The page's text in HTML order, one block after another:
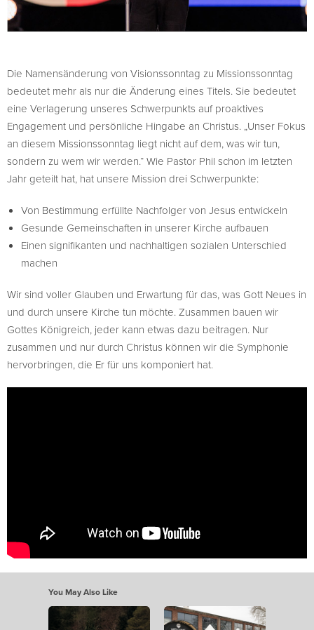
Die Namensänderung von Visionssonntag zu Missionssonntag
bedeutet mehr als nur die Änderung eines Titels. Sie bedeutet
eine Verlagerung unseres Schwerpunkts auf proaktives
Engagement und persönliche Hingabe an Christus. „Unser Fokus
an diesem Missionssonntag liegt nicht auf dem, was wir tun,
sondern zu wem wir werden.“ Wie Pastor Phil schon im letzten
Jahr geteilt hat, hat unsere Mission drei Schwerpunkte:
Von Bestimmung erfüllte Nachfolger von Jesus entwickeln
Gesunde Gemeinschaften in unserer Kirche aufbauen
Einen signifikanten und nachhaltigen sozialen Unterschied
machen
Wir sind voller Glauben und Erwartung für das, was Gott Neues in
und durch unsere Kirche tun möchte. Zusammen bauen wir
Gottes Königreich, jeder kann etwas dazu beitragen. Nur
zusammen und nur durch Christus können wir die Symphonie
hervorbringen, die Er für uns komponiert hat.
You May Also Like